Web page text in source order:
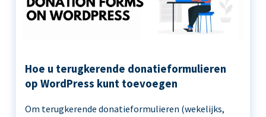
Hoe u terugkerende donatieformulieren
op WordPress kunt toevoegen
Om terugkerende donatieformulieren (wekelijks,